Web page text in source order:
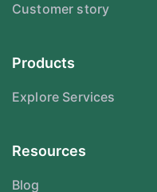
Customer story
Products
Explore Services
Resources
Blog